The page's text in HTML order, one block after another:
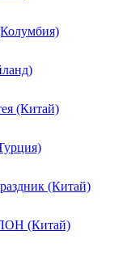
(Китай)
(Китай)
(Китай)